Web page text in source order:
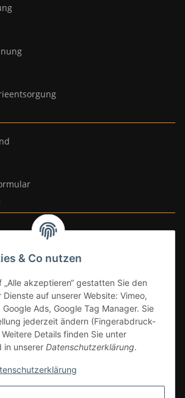
& Co nutzen
„Alle akzeptieren“ gestatten Sie den
auf unserer Website: Vimeo,
Ads, Google Tag Manager. Sie
jederzeit ändern (Fingerabdruck-
Details finden Sie unter
in unserer Datenschutzerklärung.